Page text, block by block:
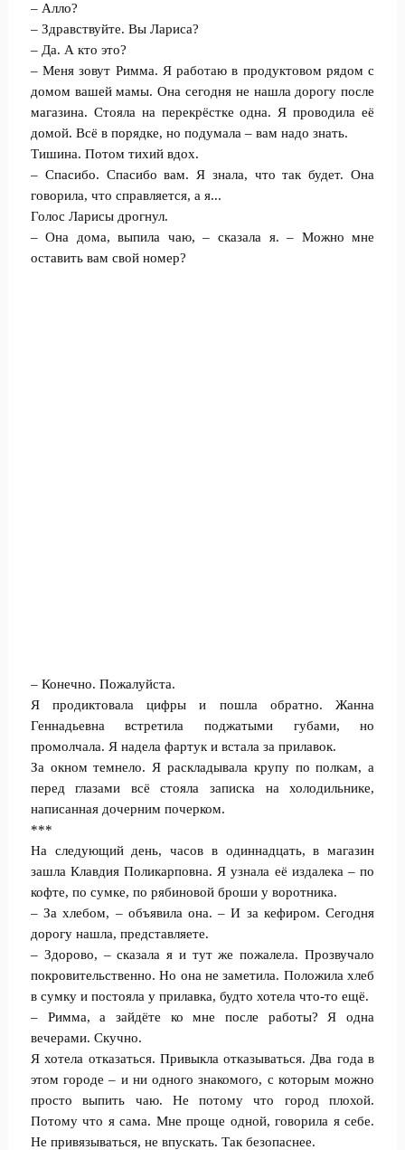
– Алло?
– Здравствуйте. Вы Лариса?
– Да. А кто это?
– Меня зовут Римма. Я работаю в продуктовом рядом с
домом вашей мамы. Она сегодня не нашла дорогу после
магазина. Стояла на перекрёстке одна. Я проводила её
домой. Всё в порядке, но подумала – вам надо знать.
Тишина. Потом тихий вдох.
– Спасибо. Спасибо вам. Я знала, что так будет. Она
говорила, что справляется, а я...
Голос Ларисы дрогнул.
– Она дома, выпила чаю, – сказала я. – Можно мне
оставить вам свой номер?
– Конечно. Пожалуйста.
Я продиктовала цифры и пошла обратно. Жанна
Геннадьевна встретила поджатыми губами, но
промолчала. Я надела фартук и встала за прилавок.
За окном темнело. Я раскладывала крупу по полкам, а
перед глазами всё стояла записка на холодильнике,
написанная дочерним почерком.
***
На следующий день, часов в одиннадцать, в магазин
зашла Клавдия Поликарповна. Я узнала её издалека – по
кофте, по сумке, по рябиновой броши у воротника.
– За хлебом, – объявила она. – И за кефиром. Сегодня
дорогу нашла, представляете.
– Здорово, – сказала я и тут же пожалела. Прозвучало
покровительственно. Но она не заметила. Положила хлеб
в сумку и постояла у прилавка, будто хотела что-то ещё.
– Римма, а зайдёте ко мне после работы? Я одна
вечерами. Скучно.
Я хотела отказаться. Привыкла отказываться. Два года в
этом городе – и ни одного знакомого, с которым можно
просто выпить чаю. Не потому что город плохой.
Потому что я сама. Мне проще одной, говорила я себе.
Не привязываться, не впускать. Так безопаснее.